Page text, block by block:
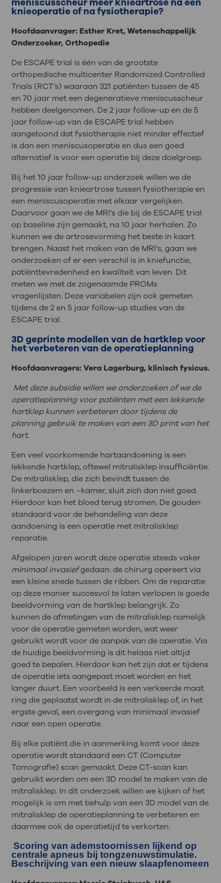
knieoperatie of na fysiotherapie?
Hoofdaanvrager: Esther Kret, Wetenschappelijk
Onderzoeker, Orthopedie
De ESCAPE trial is één van de grootste
orthopedische multicenter Randomized Controlled
Trials (RCT’s) waaraan 321 patiënten tussen de 45
en 70 jaar met een degeneratieve meniscusscheur
hebben deelgenomen. De 2 jaar follow-up en de 5
jaar follow-up van de ESCAPE trial hebben
aangetoond dat fysiotherapie niet minder effectief
is dan een meniscusoperatie en dus een goed
alternatief is voor een operatie bij deze doelgroep.
Bij het 10 jaar follow-up onderzoek willen we de
progressie van knieartrose tussen fysiotherapie en
een meniscusoperatie met elkaar vergelijken.
Daarvoor gaan we de MRI’s die bij de ESCAPE trial
op baseline zijn gemaakt, na 10 jaar herhalen. Zo
kunnen we de artrosevorming het beste in kaart
brengen. Naast het maken van de MRI’s, gaan we
onderzoeken of er een verschil is in kniefunctie,
patiënttevredenheid en kwaliteit van leven. Dit
meten we met de zogenaamde PROMs
vragenlijsten. Deze variabelen zijn ook gemeten
tijdens de 2 en 5 jaar follow-up studies van de
ESCAPE trial.
3D geprinte modellen van de hartklep voor
het verbeteren van de operatieplanning
Hoofdaanvragers: Vera Lagerburg, klinisch fysicus.
Met deze subsidie willen we onderzoeken of we de
operatieplanning voor patiënten met een lekkende
hartklep kunnen verbeteren door tijdens de
planning gebruik te maken van een 3D print van het
hart.
Een veel voorkomende hartaandoening is een
lekkende hartklep, oftewel mitralisklep insufficiëntie.
De mitralisklep, die zich bevindt tussen de
linkerboezem en –kamer, sluit zich dan niet goed.
Hierdoor kan het bloed terug stromen. De gouden
standaard voor de behandeling van deze
aandoening is een operatie met mitralisklep
reparatie.
Afgelopen jaren wordt deze operatie steeds vaker
minimaal invasiefgedaan: de chirurg opereert via
een kleine snede tussen de ribben. Om de reparatie
op deze manier succesvol te laten verlopen is goede
beeldvorming van de hartklep belangrijk. Zo
kunnen de afmetingen van de mitralisklep namelijk
voor de operatie gemeten worden, wat weer
gebruikt wordt voor de aanpak van de operatie. Via
de huidige beeldvorming is dit helaas niet altijd
goed te bepalen. Hierdoor kan het zijn dat er tijdens
de operatie iets aangepast moet worden en het
langer duurt. Een voorbeeld is een verkeerde maat
ring die geplaatst wordt in de mitralisklep of, in het
ergste geval, een overgang van minimaal invasief
naar een open operatie.
Bij elke patiënt die in aanmerking komt voor deze
operatie wordt standaard een CT (Computer
Tomografie) scan gemaakt. Deze CT-scan kan
gebruikt worden om een 3D model te maken van de
mitralisklep. In dit onderzoek willen we kijken of het
mogelijk is om met behulp van een 3D model van de
mitralisklep de operatieplanning te verbeteren en
daarmee ook de operatietijd te verkorten.
Scoring van ademstoornissen lijkend op
centrale apneus bij tongzenuwstimulatie.
Beschrijving van een nieuw slaapfenomeen